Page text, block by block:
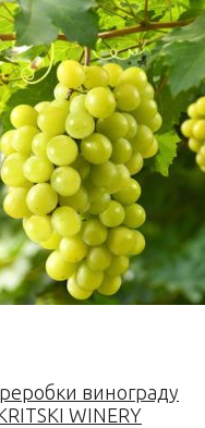
винограду
WINERY